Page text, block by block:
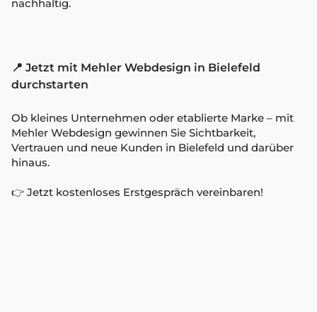
nachhaltig.
📍 Jetzt mit Mehler Webdesign in Bielefeld
durchstarten
Ob kleines Unternehmen oder etablierte Marke – mit
Mehler Webdesign gewinnen Sie Sichtbarkeit,
Vertrauen und neue Kunden in Bielefeld und darüber
hinaus.
👉 Jetzt kostenloses Erstgespräch vereinbaren!